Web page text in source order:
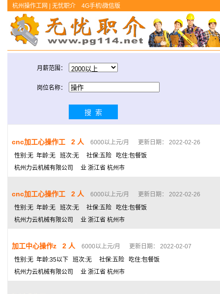
杭州操作工网 | 无忧职介 4G手机\微信版
月薪范围：
岗位名称：
cnc加工心操作工 2 人
6000以上元/月 更新日期： 2022-02-26
性别:无 年龄:无 班次:无 社保:五险 吃住:包餐饭
杭州力云机械有限公司 业 浙江省 杭州市
cnc加工心操作工 2 人
6000以上元/月 更新日期： 2022-02-26
性别:无 年龄:无 班次:无 社保:五险 吃住:包餐饭
杭州力云机械有限公司 业 浙江省 杭州市
加工中心操作z 2 人
6000以上元/月 更新日期： 2022-02-07
性别:无 年龄:35以下 班次:无 社保:五险 吃住:包餐饭
杭州力云机械有限公司 业 浙江省 杭州市